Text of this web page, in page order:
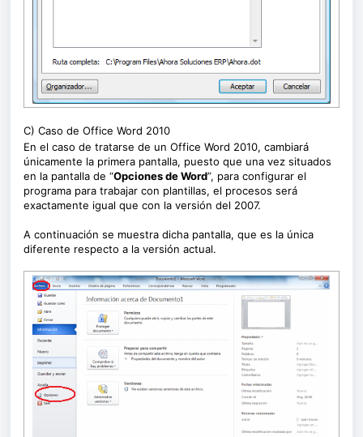
C) Caso de Office Word 2010
En el caso de tratarse de un Office Word 2010, cambiará
únicamente la primera pantalla, puesto que una vez situados
en la pantalla de “Opciones de Word”, para configurar el
programa para trabajar con plantillas, el procesos será
exactamente igual que con la versión del 2007.
A continuación se muestra dicha pantalla, que es la única
diferente respecto a la versión actual.